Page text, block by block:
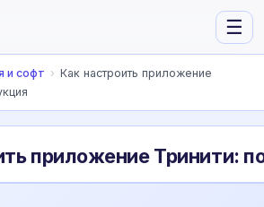
☰
и софт › Как настроить приложение
приложение Тринити: